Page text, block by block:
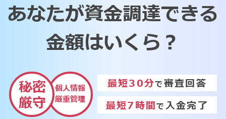
あなたが資金調達できる
金額はいくら？
秘密
厳守
個人情報
厳重管理
最短30分で審査回答
最短7時間で入金完了